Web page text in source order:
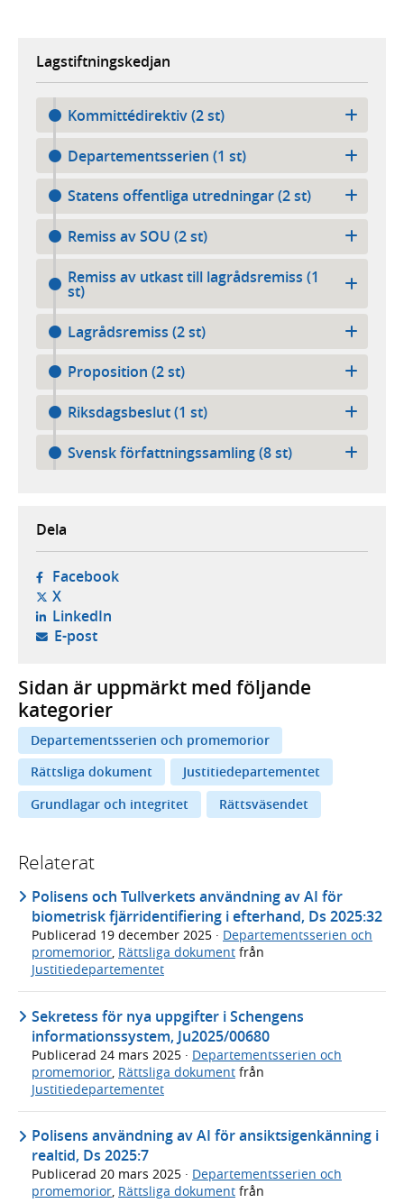
Lagstiftningskedjan
Kommittédirektiv (2 st)
Departementsserien (1 st)
Statens offentliga utredningar (2 st)
Remiss av SOU (2 st)
Remiss av utkast till lagrådsremiss (1
st)
Lagrådsremiss (2 st)
Proposition (2 st)
Riksdagsbeslut (1 st)
Svensk författningssamling (8 st)
Dela
Facebook- öppnas i ny flik, extern webbplats,
X- öppnas i ny flik, extern webbplats,
LinkedIn- öppnas i ny flik, extern webbplats,
E-post- öppnar din e-postklient,
Sidan är uppmärkt med följande
kategorier
Departementsserien och promemorior
Rättsliga dokument
Justitiedepartementet
Grundlagar och integritet
Rättsväsendet
Relaterat
Polisens och Tullverkets användning av AI för
biometrisk fjärridentifiering i efterhand, Ds 2025:32
Publicerad 19 december 2025 · Departementsserien och
promemorior, Rättsliga dokument från
Justitiedepartementet
Sekretess för nya uppgifter i Schengens
informationssystem, Ju2025/00680
Publicerad 24 mars 2025 · Departementsserien och
promemorior Rättsliga dokument från
Justitiedepartementet
Polisens användning av AI för ansiktsigenkänning i
realtid, Ds 2025:7
Publicerad 20 mars 2025 · Departementsserien och
promemorior, Rättsliga dokument från